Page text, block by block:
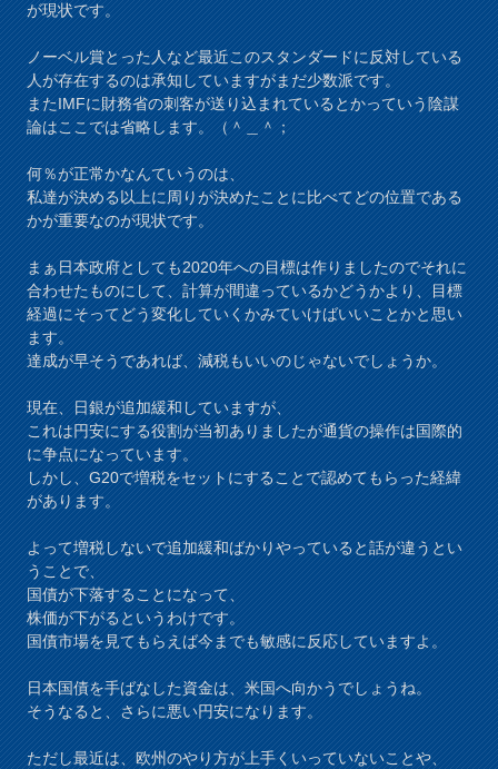
が現状です。
ノーベル賞とった人など最近このスタンダードに反対している
人が存在するのは承知していますがまだ少数派です。
またIMFに財務省の刺客が送り込まれているとかっていう陰謀
論はここでは省略します。（＾＿＾；
何％が正常かなんていうのは、
私達が決める以上に周りが決めたことに比べてどの位置である
かが重要なのが現状です。
まぁ日本政府としても2020年への目標は作りましたのでそれに
合わせたものにして、計算が間違っているかどうかより、目標
経過にそってどう変化していくかみていけばいいことかと思い
ます。
達成が早そうであれば、減税もいいのじゃないでしょうか。
現在、日銀が追加緩和していますが、
これは円安にする役割が当初ありましたが通貨の操作は国際的
に争点になっています。
しかし、G20で増税をセットにすることで認めてもらった経緯
があります。
よって増税しないで追加緩和ばかりやっていると話が違うとい
うことで、
国債が下落することになって、
株価が下がるというわけです。
国債市場を見てもらえば今までも敏感に反応していますよ。
日本国債を手ばなした資金は、米国へ向かうでしょうね。
そうなると、さらに悪い円安になります。
ただし最近は、欧州のやり方が上手くいっていないことや、